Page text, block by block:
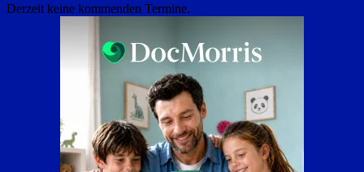
Derzeit keine kommenden Termine.